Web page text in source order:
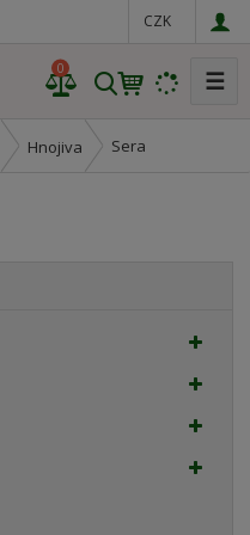
CZK
V
h
0 ☰
Hnojiva Sera